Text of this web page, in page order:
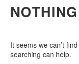
NOTHING
It seems we can’t
searching can help.